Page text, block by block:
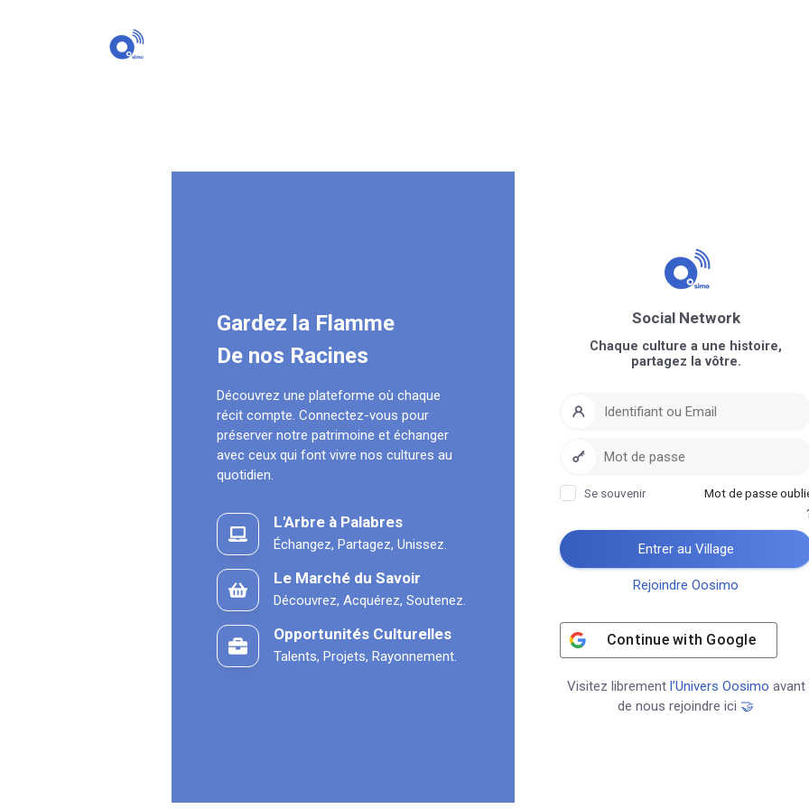
Gardez la Flamme
De nos Racines
Découvrez une plateforme où chaque
récit compte. Connectez-vous pour
préserver notre patrimoine et échanger
avec ceux qui font vivre nos cultures au
quotidien.
L'Arbre à Palabres
Échangez, Partagez, Unissez.
Le Marché du Savoir
Découvrez, Acquérez, Soutenez.
Opportunités Culturelles
Talents, Projets, Rayonnement.
Social Network
Chaque culture a une histoire,
partagez la vôtre.
Se souvenir
Mot de passe
Entrer au Village
Rejoindre Oosimo
Continue with Google
Visitez librement l’Univers Oosimo avant
de nous rejoindre ici 🤝